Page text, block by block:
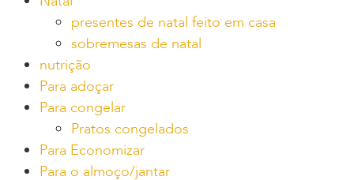
presentes de natal feito em casa
sobremesas de natal
nutrição
Para adoçar
Para congelar
Pratos congelados
Para Economizar
Para o almoço/jantar